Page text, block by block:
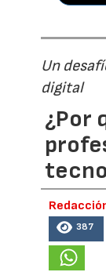
Un
digital
¿Por
387